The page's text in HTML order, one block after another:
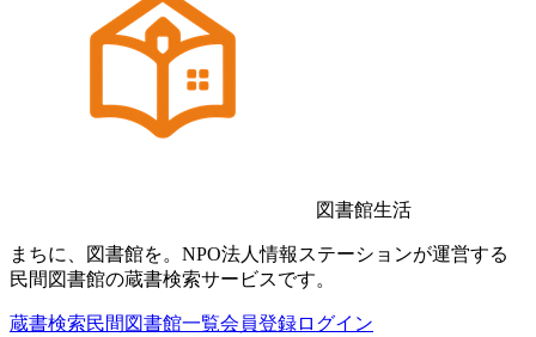
図書館生活
まちに、図書館を。NPO法人情報ステーションが運営する
民間図書館の蔵書検索サービスです。
蔵書検索民間図書館一覧会員登録ログイン